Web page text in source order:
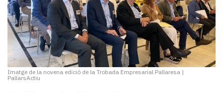
Imatge de la novena edició de la Trobada Empresarial Pallaresa |
PallarsActiu